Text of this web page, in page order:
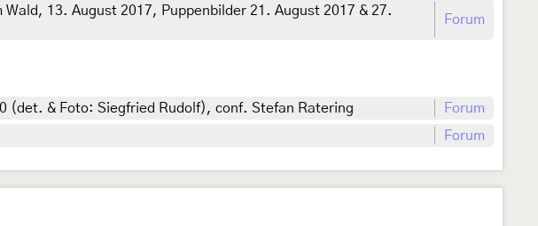
13. August 2017, Puppenbilder 21. August 2017 & 27.
Forum
(det. & Foto: Siegfried Rudolf), conf. Stefan Ratering
Forum
Forum